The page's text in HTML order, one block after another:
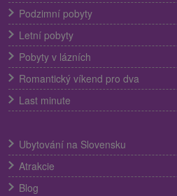
Podzimní pobyty
Letní pobyty
Pobyty v lázních
Romantický víkend pro dva
Last minute
Ubytování na Slovensku
Atrakcie
Blog